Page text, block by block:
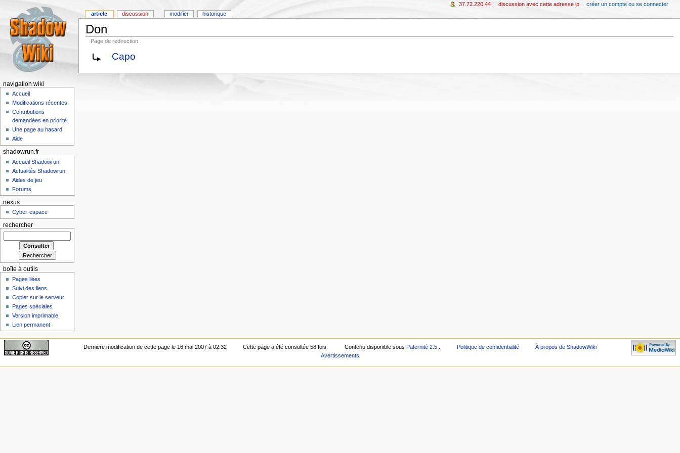
Don
Page de redirection
Capo
article discussion modifier historique
37.72.220.44 discussion avec cette adresse ip créer un compte ou se connecter
navigation wiki
Accueil
Modifications récentes
Contributions
demandées en priorité
Une page au hasard
Aide
shadowrun.fr
Accueil Shadowrun
Actualités Shadowrun
Aides de jeu
Forums
nexus
Cyber-espace
rechercher
boîte à outils
Pages liées
Suivi des liens
Copier sur le serveur
Pages spéciales
Version imprimable
Lien permanent
Dernière modification de cette page le 16 mai 2007 à 02:32 Cette page a été consultée 58 fois. Contenu disponible sous Paternité 2.5 Politique de confidentialité
À propos de ShadowWiki
Avertissements